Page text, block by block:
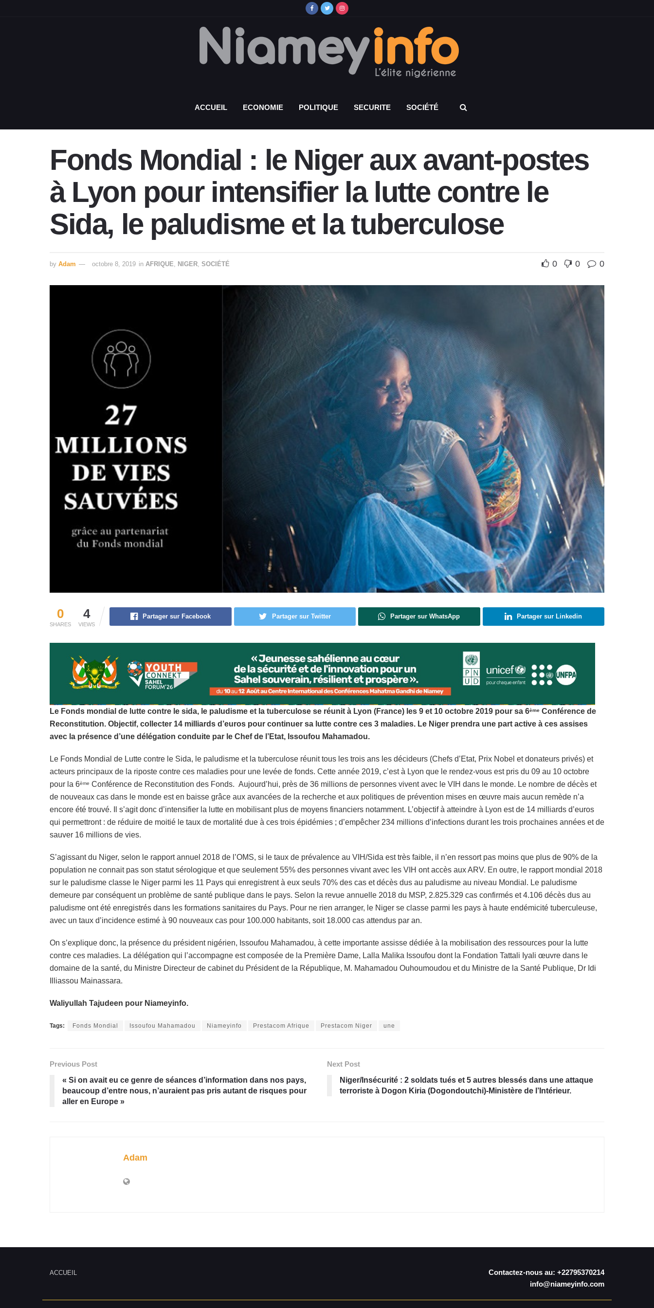
ACCUEIL ECONOMIE POLITIQUE SECURITE SOCIÉTÉ
Fonds Mondial : le Niger aux avant-postes
à Lyon pour intensifier la lutte contre le
Sida, le paludisme et la tuberculose
by Adam octobre 8, 2019 in AFRIQUE, NIGER, SOCIÉTÉ 0 0 0
0
SHARES
4
VIEWS
Partager sur Facebook Partager sur Twitter Partager sur WhatsApp Partager sur Linkedin
Le Fonds mondial de lutte contre le sida, le paludisme et la tuberculose se réunit à Lyon (France) les 9 et 10 octobre 2019 pour sa 6ème Conférence de
Reconstitution. Objectif, collecter 14 milliards d’euros pour continuer sa lutte contre ces 3 maladies. Le Niger prendra une part active à ces assises
avec la présence d’une délégation conduite par le Chef de l’Etat, Issoufou Mahamadou.
Le Fonds Mondial de Lutte contre le Sida, le paludisme et la tuberculose réunit tous les trois ans les décideurs (Chefs d’Etat, Prix Nobel et donateurs privés) et
acteurs principaux de la riposte contre ces maladies pour une levée de fonds. Cette année 2019, c’est à Lyon que le rendez-vous est pris du 09 au 10 octobre
pour la 6ème Conférence de Reconstitution des Fonds. Aujourd’hui, près de 36 millions de personnes vivent avec le VIH dans le monde. Le nombre de décès et
de nouveaux cas dans le monde est en baisse grâce aux avancées de la recherche et aux politiques de prévention mises en œuvre mais aucun remède n’a
encore été trouvé. Il s’agit donc d’intensifier la lutte en mobilisant plus de moyens financiers notamment. L’objectif à atteindre à Lyon est de 14 milliards d’euros
qui permettront : de réduire de moitié le taux de mortalité due à ces trois épidémies ; d’empêcher 234 millions d’infections durant les trois prochaines années et de
sauver 16 millions de vies.
S’agissant du Niger, selon le rapport annuel 2018 de l’OMS, si le taux de prévalence au VIH/Sida est très faible, il n’en ressort pas moins que plus de 90% de la
population ne connait pas son statut sérologique et que seulement 55% des personnes vivant avec les VIH ont accès aux ARV. En outre, le rapport mondial 2018
sur le paludisme classe le Niger parmi les 11 Pays qui enregistrent à eux seuls 70% des cas et décès dus au paludisme au niveau Mondial. Le paludisme
demeure par conséquent un problème de santé publique dans le pays. Selon la revue annuelle 2018 du MSP, 2.825.329 cas confirmés et 4.106 décès dus au
paludisme ont été enregistrés dans les formations sanitaires du Pays. Pour ne rien arranger, le Niger se classe parmi les pays à haute endémicité tuberculeuse,
avec un taux d’incidence estimé à 90 nouveaux cas pour 100.000 habitants, soit 18.000 cas attendus par an.
On s’explique donc, la présence du président nigérien, Issoufou Mahamadou, à cette importante assisse dédiée à la mobilisation des ressources pour la lutte
contre ces maladies. La délégation qui l’accompagne est composée de la Première Dame, Lalla Malika Issoufou dont la Fondation Tattali Iyali œuvre dans le
domaine de la santé, du Ministre Directeur de cabinet du Président de la République, M. Mahamadou Ouhoumoudou et du Ministre de la Santé Publique, Dr Idi
Illiassou Mainassara.
Waliyullah Tajudeen pour Niameyinfo.
Tags: Fonds Mondial Issoufou Mahamadou Niameyinfo Prestacom Afrique Prestacom Niger une
Previous Post
« Si on avait eu ce genre de séances d’information dans nos pays,
beaucoup d’entre nous, n’auraient pas pris autant de risques pour
aller en Europe »
Next Post
Niger/Insécurité : 2 soldats tués et 5 autres blessés dans une attaque
terroriste à Dogon Kiria (Dogondoutchi)-Ministère de l’Intérieur.
Adam
ACCUEIL
Contactez-nous au: +22795370214
info@niameyinfo.com